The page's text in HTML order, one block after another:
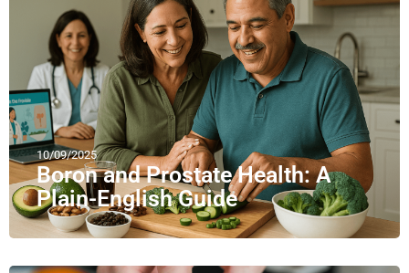
10/09/2025
Boron and Prostate Health: A
Plain-English Guide